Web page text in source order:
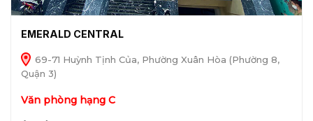
EMERALD CENTRAL
69-71 Huỳnh Tịnh Của, Phường Xuân Hòa (Phường 8,
Quận 3)
Văn phòng hạng C